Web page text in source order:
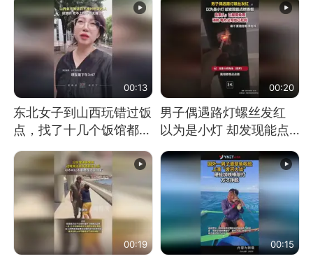
消息）
00:13
东北女子到山西玩错过饭
点，找了十几个饭馆都没
开门：午休到几点
00:20
男子偶遇路灯螺丝发红
以为是小灯 却发现能点
燃香烟 当事人：已报警
处理
00:19 00:15